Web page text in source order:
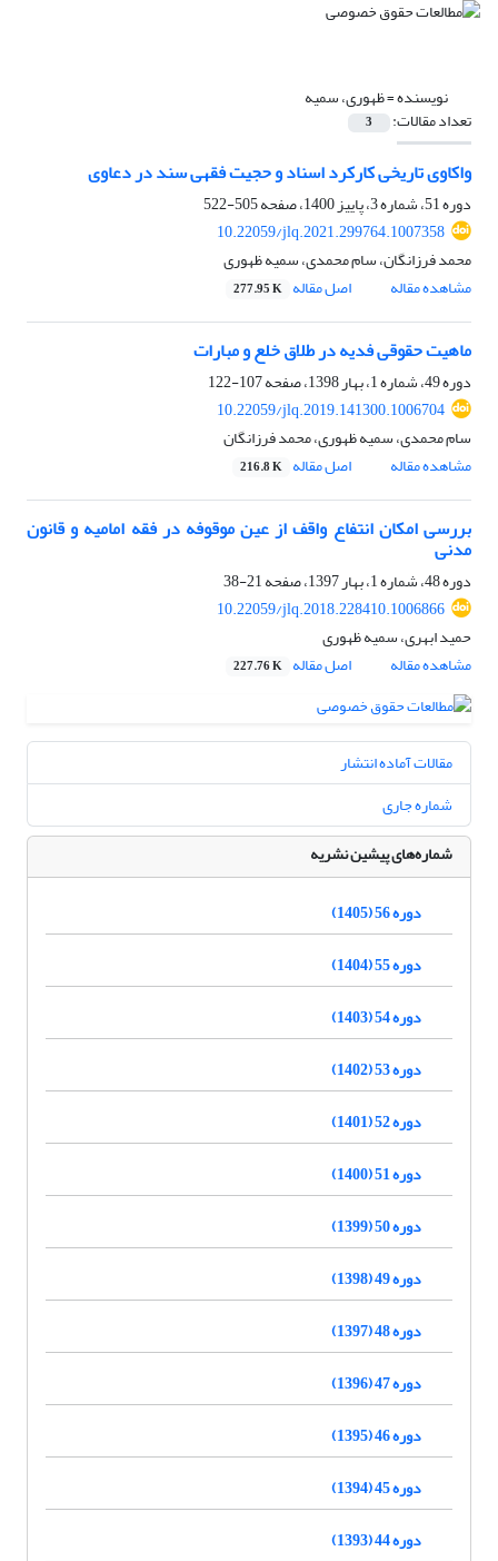
نویسنده =ظهوری، سمیه
تعداد مقالات: 3
واکاوی تاریخی کارکرد اسناد و حجیت فقهی سند در دعاوی ‏
دوره 51، شماره 3، پاییز 1400، صفحه
505-522
10.22059/jlq.2021.299764.1007358
محمد فرزانگان، سام محمدی، سمیه ظهوری
مشاهده مقاله
اصل مقاله 277.95 K
ماهیت حقوقی فدیه در طلاق خلع و مبارات
دوره 49، شماره 1، بهار 1398، صفحه
107-122
10.22059/jlq.2019.141300.1006704
سام محمدی، سمیه ظهوری، محمد فرزانگان
مشاهده مقاله
اصل مقاله 216.8 K
بررسی امکان انتفاع واقف از عین موقوفه در فقه امامیه و قانون
مدنی
دوره 48، شماره 1، بهار 1397، صفحه
21-38
10.22059/jlq.2018.228410.1006866
حمید ابهری، سمیه ظهوری
مشاهده مقاله
اصل مقاله 227.76 K
مقالات آماده انتشار
شماره جاری
شماره‌های پیشین نشریه
دوره 56 (1405)
دوره 55 (1404)
دوره 54 (1403)
دوره 53 (1402)
دوره 52 (1401)
دوره 51 (1400)
دوره 50 (1399)
دوره 49 (1398)
دوره 48 (1397)
دوره 47 (1396)
دوره 46 (1395)
دوره 45 (1394)
دوره 44 (1393)